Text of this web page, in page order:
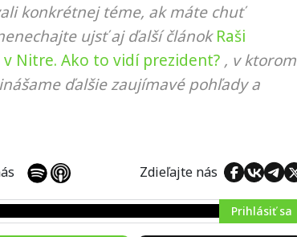
konkrétnej téme, ak máte chuť
ujsť aj ďalší článok Raši
Nitre. Ako to vidí prezident? , v ktorom
ďalšie zaujímavé pohľady a
Zdieľajte nás
Prihlásiť sa